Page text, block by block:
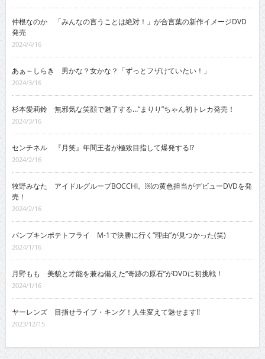
仲根なのか 「みんなの言うことは絶対！」が合言葉の新作イメージDVD
発売
2024/4/16
あぁ～しらき 男かな？女かな？「ずっとフザけていたい！」
2024/3/16
杉本愛莉鈴 無邪気な笑顔で魅了する…“まりり”ちゃん初トレカ発売！
2024/3/16
センチネル 『月笑』年間王者が極致目指して爆発する!?
2024/2/16
牧野みなた アイドルグループBOCCHI。￼の黄色担当がデビューDVDを発
売！
2024/2/16
パンプキンポテトフライ M-1で決勝に行く“理由”が見つかった(笑)
2024/1/16
月野もも 美貌と才能を兼ね備えた“奇跡の原石”がDVDに初挑戦！
2024/1/16
ヤーレンズ 目指せライブ・キング！人生変えて魅せます!!
2023/12/15